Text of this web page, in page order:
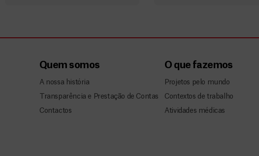
Quem somos
A nossa história
Transparência e Prestação de Contas
Contactos
O que fazemos
Projetos pelo mundo
Contextos de trabalho
Atividades médicas